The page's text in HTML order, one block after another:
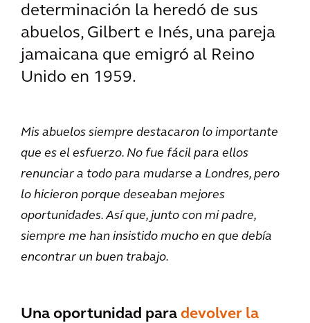
determinación la heredó de sus
abuelos, Gilbert e Inés, una pareja
jamaicana que emigró al Reino
Unido en 1959.
Mis abuelos siempre destacaron lo importante
que es el esfuerzo. No fue fácil para ellos
renunciar a todo para mudarse a Londres, pero
lo hicieron porque deseaban mejores
oportunidades. Así que, junto con mi padre,
siempre me han insistido mucho en que debía
encontrar un buen trabajo.
Una oportunidad para devolver la